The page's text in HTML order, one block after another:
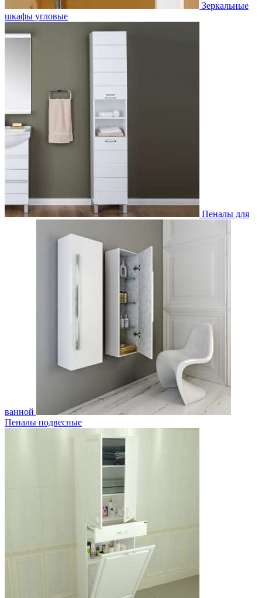
Зеркальные
шкафы угловые
Пеналы для
ванной
Пеналы подвесные